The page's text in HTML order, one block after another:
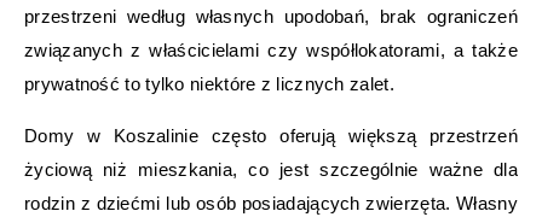
przestrzeni według własnych upodobań, brak ograniczeń
związanych z właścicielami czy współlokatorami, a także
prywatność to tylko niektóre z licznych zalet.
Domy w Koszalinie często oferują większą przestrzeń
życiową niż mieszkania, co jest szczególnie ważne dla
rodzin z dziećmi lub osób posiadających zwierzęta. Własny